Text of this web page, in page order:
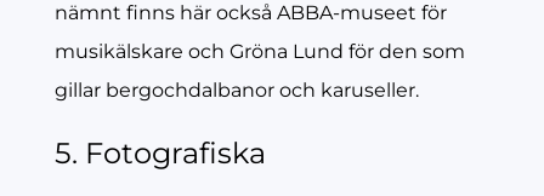
nämnt finns här också ABBA-museet för
musikälskare och Gröna Lund för den som
gillar bergochdalbanor och karuseller.
5. Fotografiska